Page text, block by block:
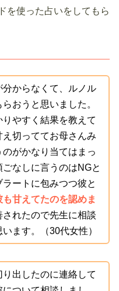
を使った占いをしてもら
からなくて、ルノル
おうと思いました。
やすく結果を教えて
え切っててお母さんみ
がかなり当てはまっ
なしに言うのはNGと
ートに包みつつ彼と
も甘えてたのを認めま
されたので先生に相談
ます。（30代女性）
出したのに連絡して